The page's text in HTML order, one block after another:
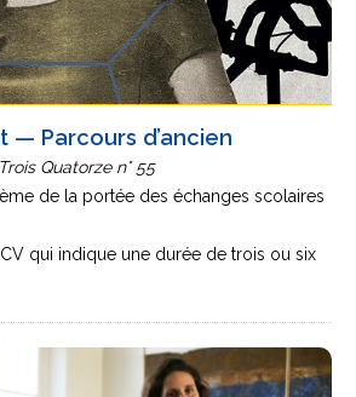
— Parcours d’ancien
Quatorze n° 55
de la portée des échanges scolaires
CV qui indique une durée de trois ou six